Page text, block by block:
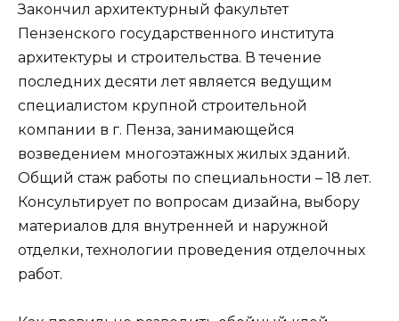
Закончил архитектурный факультет
Пензенского государственного института
архитектуры и строительства. В течение
последних десяти лет является ведущим
специалистом крупной строительной
компании в г. Пенза, занимающейся
возведением многоэтажных жилых зданий.
Общий стаж работы по специальности – 18 лет.
Консультирует по вопросам дизайна, выбору
материалов для внутренней и наружной
отделки, технологии проведения отделочных
работ.